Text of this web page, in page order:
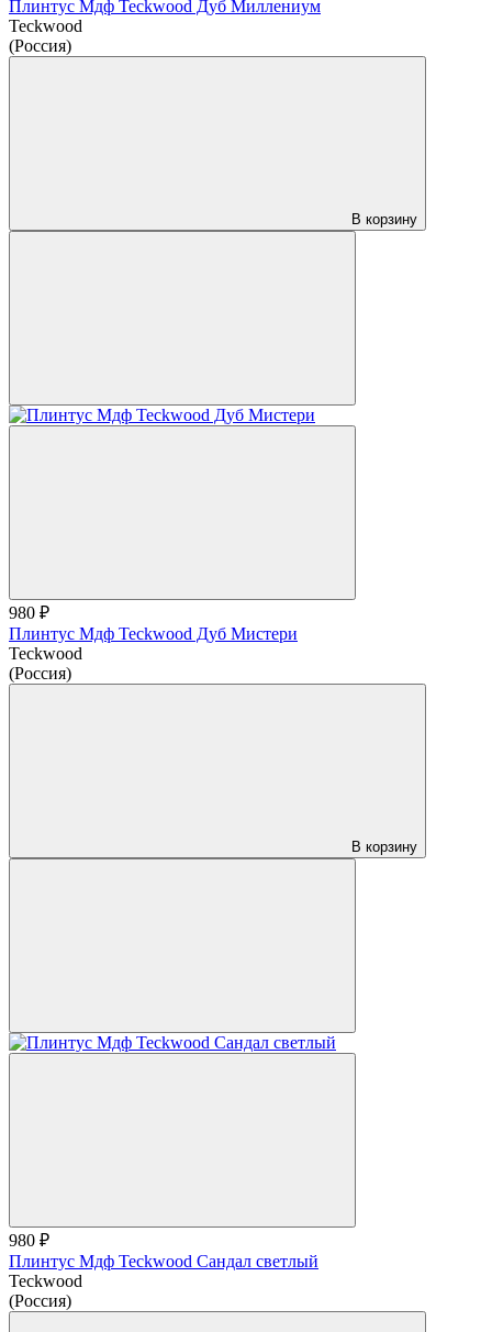
Плинтус Мдф Teckwood Дуб Миллениум
Teckwood
(Россия)
В корзину
980 ₽
Плинтус Мдф Teckwood Дуб Мистери
Teckwood
(Россия)
В корзину
980 ₽
Плинтус Мдф Teckwood Сандал светлый
Teckwood
(Россия)